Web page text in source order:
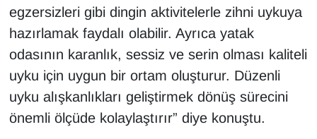
egzersizleri gibi dingin aktivitelerle zihni uykuya
hazırlamak faydalı olabilir. Ayrıca yatak
odasının karanlık, sessiz ve serin olması kaliteli
uyku için uygun bir ortam oluşturur. Düzenli
uyku alışkanlıkları geliştirmek dönüş sürecini
önemli ölçüde kolaylaştırır” diye konuştu.